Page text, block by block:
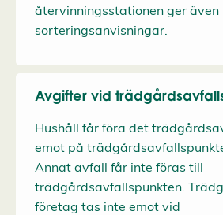
återvinningsstationen ger även
sorteringsanvisningar.
Avgifter vid
Hushåll får föra det
emot på
Annat avfall får inte föras till
trädgårdsavfallspunkten.
företag tas inte emot vid